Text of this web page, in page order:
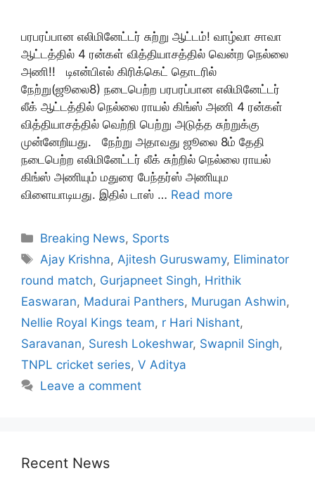
பரபரப்பான எலிமினேட்டர் சுற்று ஆட்டம்! வாழ்வா சாவா
ஆட்டத்தில் 4 ரன்கள் வித்தியாசத்தில் வென்ற நெல்லை
அணி!! டிஎன்பிஎல் கிரிக்கெட் தொடரில்
நேற்று(ஜூலை8) நடைபெற்ற பரபரப்பான எலிமினேட்டர்
லீக் ஆட்டத்தில் நெல்லை ராயல் கிங்ஸ் அணி 4 ரன்கள்
வித்தியாசத்தில் வெற்றி பெற்று அடுத்த சுற்றுக்கு
முன்னேறியது. நேற்று அதாவது ஜூலை 8ம் தேதி
நடைபெற்ற எலிமினேட்டர் லீக் சுற்றில் நெல்லை ராயல்
கிங்ஸ் அணியும் மதுரை பேந்தர்ஸ் அணியும
விளையாடியது. இதில் டாஸ் … Read more
Categories
Breaking News, Sports
Tags
Ajay Krishna,Ajitesh Guruswamy, Eliminator
round match, Gurjapneet Singh, Hrithik
Easwaran, Madurai Panthers, Murugan Ashwin,
Nellie Royal Kings team, r Hari Nishant,
Saravanan, Suresh Lokeshwar, Swapnil Singh,
TNPL cricket series, V Aditya
Leave a comment
Recent News